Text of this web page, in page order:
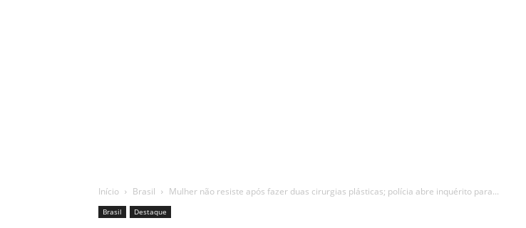
Início Brasil Mulher não resiste após fazer duas cirurgias plásticas; polícia abre inquérito para...
Brasil Destaque